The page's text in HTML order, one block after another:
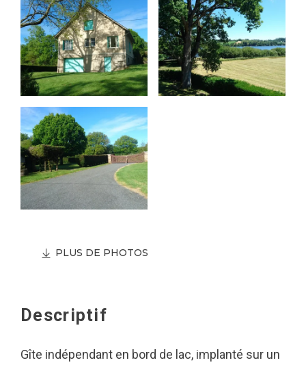
PLUS DE PHOTOS
Descriptif
Gîte indépendant en bord de lac, implanté sur un